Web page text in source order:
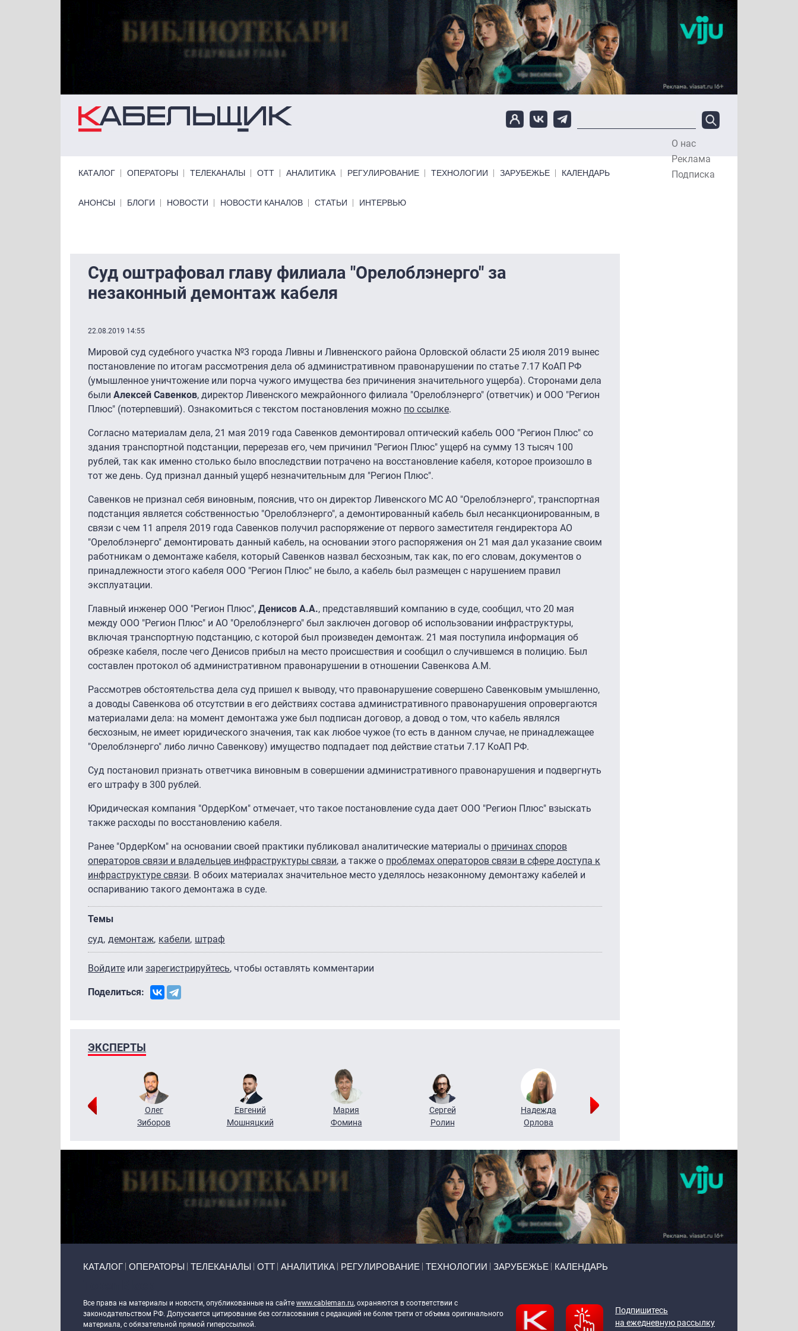
О нас
Реклама
Подписка
КАТАЛОГ ОПЕРАТОРЫ ТЕЛЕКАНАЛЫ ОТТ АНАЛИТИКА РЕГУЛИРОВАНИЕ ТЕХНОЛОГИИ ЗАРУБЕЖЬЕ КАЛЕНДАРЬ
Primary links bottom
АНОНСЫ БЛОГИ НОВОСТИ НОВОСТИ КАНАЛОВ СТАТЬИ ИНТЕРВЬЮ
Суд оштрафовал главу филиала "Орелоблэнерго" за
незаконный демонтаж кабеля
22.08.2019 14:55
Мировой суд судебного участка №3 города Ливны и Ливненского района Орловской области 25 июля 2019 вынес
постановление по итогам рассмотрения дела об административном правонарушении по статье 7.17 КоАП РФ
(умышленное уничтожение или порча чужого имущества без причинения значительного ущерба). Сторонами дела
были Алексей Савенков, директор Ливенского межрайонного филиала "Орелоблэнерго" (ответчик) и ООО "Регион
Плюс" (потерпевший). Ознакомиться с текстом постановления можно по ссылке.
Согласно материалам дела, 21 мая 2019 года Савенков демонтировал оптический кабель ООО "Регион Плюс" со
здания транспортной подстанции, перерезав его, чем причинил "Регион Плюс" ущерб на сумму 13 тысяч 100
рублей, так как именно столько было впоследствии потрачено на восстановление кабеля, которое произошло в
тот же день. Суд признал данный ущерб незначительным для "Регион Плюс".
Савенков не признал себя виновным, пояснив, что он директор Ливенского МС АО "Орелоблэнерго", транспортная
подстанция является собственностью "Орелоблэнерго", а демонтированный кабель был несанкционированным, в
связи с чем 11 апреля 2019 года Савенков получил распоряжение от первого заместителя гендиректора АО
"Орелоблэнерго" демонтировать данный кабель, на основании этого распоряжения он 21 мая дал указание своим
работникам о демонтаже кабеля, который Савенков назвал бесхозным, так как, по его словам, документов о
принадлежности этого кабеля ООО "Регион Плюс" не было, а кабель был размещен с нарушением правил
эксплуатации.
Главный инженер ООО "Регион Плюс", Денисов А.А., представлявший компанию в суде, сообщил, что 20 мая
между ООО "Регион Плюс" и АО "Орелоблэнерго" был заключен договор об использовании инфраструктуры,
включая транспортную подстанцию, с которой был произведен демонтаж. 21 мая поступила информация об
обрезке кабеля, после чего Денисов прибыл на место происшествия и сообщил о случившемся в полицию. Был
составлен протокол об административном правонарушении в отношении Савенкова А.М.
Рассмотрев обстоятельства дела суд пришел к выводу, что правонарушение совершено Савенковым умышленно,
а доводы Савенкова об отсутствии в его действиях состава административного правонарушения опровергаются
материалами дела: на момент демонтажа уже был подписан договор, а довод о том, что кабель являлся
бесхозным, не имеет юридического значения, так как любое чужое (то есть в данном случае, не принадлежащее
"Орелоблэнерго" либо лично Савенкову) имущество подпадает под действие статьи 7.17 КоАП РФ.
Суд постановил признать ответчика виновным в совершении административного правонарушения и подвергнуть
его штрафу в 300 рублей.
Юридическая компания "ОрдерКом" отмечает, что такое постановление суда дает ООО "Регион Плюс" взыскать
также расходы по восстановлению кабеля.
Ранее "ОрдерКом" на основании своей практики публиковал аналитические материалы о причинах споров
операторов связи и владельцев инфраструктуры связи, а также о проблемах операторов связи в сфере доступа к
инфраструктуре связи. В обоих материалах значительное место уделялось незаконному демонтажу кабелей и
оспариванию такого демонтажа в суде.
Темы
суд демонтаж кабели штраф
Войдите или зарегистрируйтесь, чтобы оставлять комментарии
Поделиться:
ЭКСПЕРТЫ
Олег
Зиборов
Евгений
Мошняцкий
Мария
Фомина
Сергей
Ролин
Надежда
Орлова
КАТАЛОГ ОПЕРАТОРЫ ТЕЛЕКАНАЛЫ ОТТ АНАЛИТИКА РЕГУЛИРОВАНИЕ ТЕХНОЛОГИИ ЗАРУБЕЖЬЕ КАЛЕНДАРЬ
Все права на материалы и новости, опубликованные на сайте www.cableman.ru, охраняются в соответствии с
законодательством РФ. Допускается цитирование без согласования с редакцией не более трети от объема оригинального
материала, с обязательной прямой гиперссылкой.
Подпишитесь
на ежедневную рассылку